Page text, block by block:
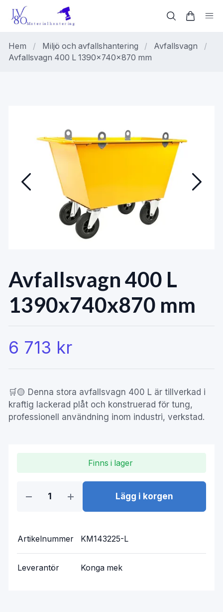
Hem / Miljö och avfallshantering / Avfallsvagn
/
Avfallsvagn 400 L 1390x740x870 mm
Avfallsvagn 400 L
1390x740x870 mm
6 713 kr
🛒🟡 Denna stora avfallsvagn 400 L är tillverkad i
kraftig lackerad plåt och konstruerad för tung,
professionell användning inom industri, verkstad.
Finns i lager
Lägg i korgen
Artikelnummer KM143225-L
Leverantör Konga mek